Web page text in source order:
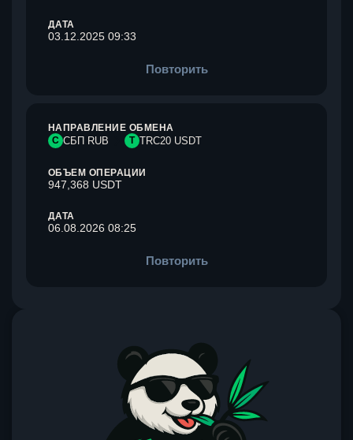
ДАТА
03.12.2025 09:33
Повторить
НАПРАВЛЕНИЕ ОБМЕНА
С СБП RUB T TRC20 USDT
ОБЪЕМ ОПЕРАЦИИ
947,368 USDT
ДАТА
06.08.2026 08:25
Повторить